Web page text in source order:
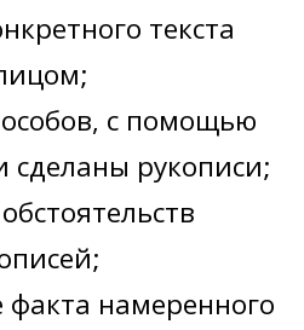
текста
с помощью
сделаны рукописи;
факта намеренного